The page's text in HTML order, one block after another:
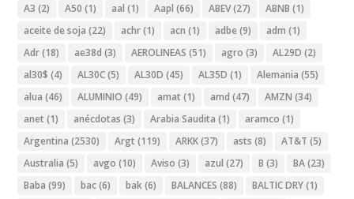
A3 (2) A50 (1) aal (1) Aapl (66) ABEV(27) ABNB (1)
aceite de soja (22) achr(1) acn (1) adbe (9) adm (1)
Adr(18) ae38d (3) AEROLINEAS (51) agro (3) AL29D (2)
al30$ (4) AL30C(5) AL30D (45) AL35D (1) Alemania (55)
alua (46) ALUMINIO (49) amat (1) amd (47) AMZN (34)
anet (1) anécdotas (3) Arabia Saudita (1) aramco (1)
Argentina (2530) Argt (119) ARKK(37) asts (8) AT&T (5)
Australia (5) avgo (10) Aviso (3) azul (27) B (3) BA(23)
Baba (99) bac(6) bak(6) BALANCES (88) BALTIC DRY(1)